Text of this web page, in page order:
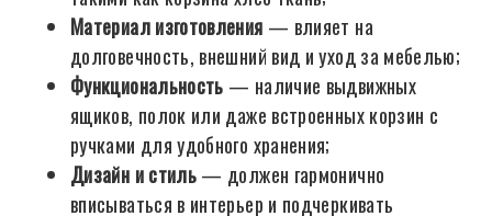
Материал изготовления — влияет на
долговечность, внешний вид и уход за мебелью;
Функциональность — наличие выдвижных
ящиков, полок или даже встроенных корзин с
ручками для удобного хранения;
Дизайн и стиль— должен гармонично
вписываться в интерьер и подчеркивать